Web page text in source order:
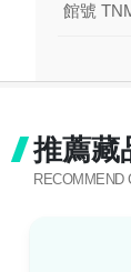
館號
推薦藏
RECOMMEND